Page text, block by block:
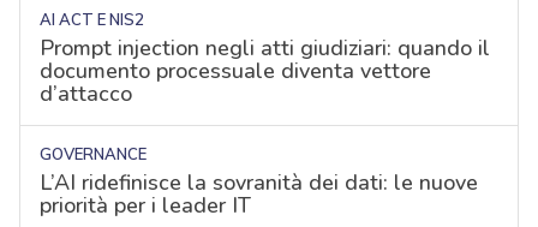
AI ACT E NIS2
Prompt injection negli atti giudiziari: quando il
documento processuale diventa vettore
d’attacco
GOVERNANCE
L’AI ridefinisce la sovranità dei dati: le nuove
priorità per i leader IT